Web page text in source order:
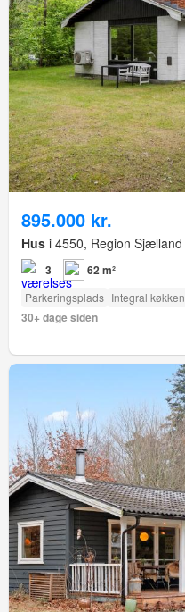
895.000 kr.
Hus i 4550, Region Sjælland
3 62 m²
Parkeringsplads Integral køkken
30+ dage siden